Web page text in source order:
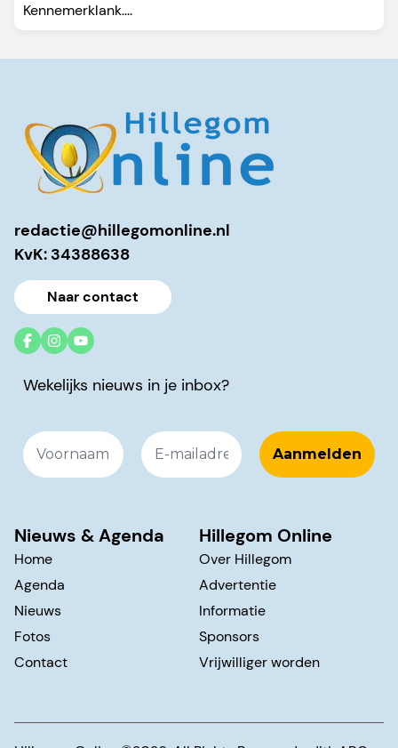
Kennemerklank....
redactie@hillegomonline.nl
KvK: 34388638
Naar contact
Wekelijks nieuws in je inbox?
Nieuws & Agenda
Home
Agenda
Nieuws
Fotos
Contact
Hillegom Online
Over Hillegom
Advertentie
Informatie
Sponsors
Vrijwilliger worden